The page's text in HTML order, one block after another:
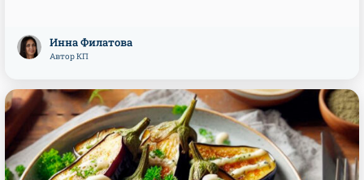
Инна Филатова
Автор КП